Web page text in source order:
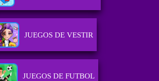
JUEGOS DE VESTIR
JUEGOS DE FUTBOL